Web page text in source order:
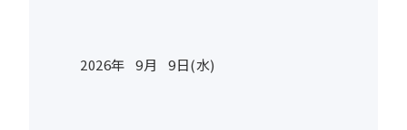
2026年 9月 9日(水)